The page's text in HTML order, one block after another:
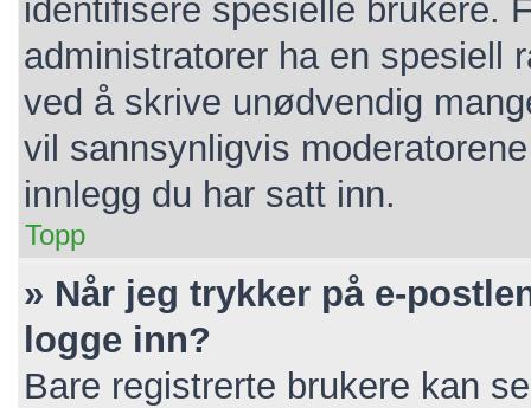
identifisere spesielle brukere.
administratorer ha en spesiell
ved å skrive unødvendig
vil sannsynligvis
innlegg du har satt inn.
Topp
» Når jeg trykker på e-
logge inn?
Bare registrerte brukere kan